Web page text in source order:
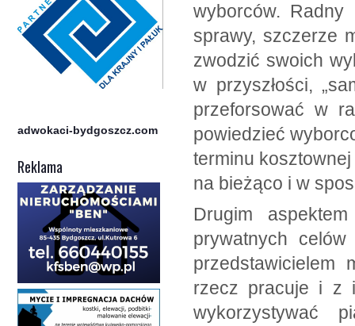
adwokaci-bydgoszcz.com
Reklama
wyborców. Radny
sprawy, szczerze
zwodzić swoich
w przyszłości,
przeforsować w
powiedzieć
terminu
na bieżąco i w
Drugim
prywatnych
przedstawicielem
rzecz pracuje i z
wykorzystywać